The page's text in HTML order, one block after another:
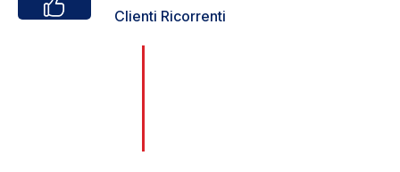
Clienti Ricorrenti